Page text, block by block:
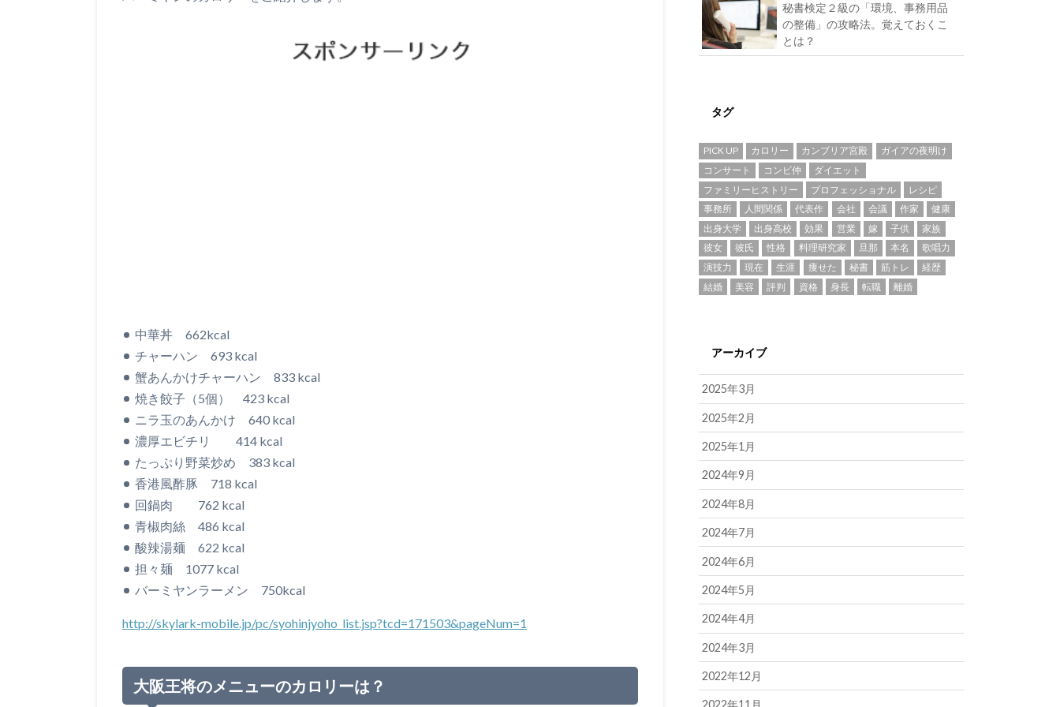
中華丼 662kcal
チャーハン 693 kcal
蟹あんかけチャーハン 833 kcal
焼き餃子（5個） 423 kcal
ニラ玉のあんかけ 640 kcal
濃厚エビチリ 414 kcal
たっぷり野菜炒め 383 kcal
香港風酢豚 718 kcal
回鍋肉 762 kcal
青椒肉絲 486 kcal
酸辣湯麺 622 kcal
担々麺 1077 kcal
バーミヤンラーメン 750kcal
http://skylark-mobile.jp/pc/syohinjyoho_list.jsp?tcd=171503&pageNum=1
大阪王将のメニューのカロリーは？
秘書検定２級の「環境、事務用品
の整備」の攻略法。覚えておくこ
とは？
タグ
PICK UP カロリー カンブリア宮殿
ガイアの夜明け
コンサート
コンビ仲
ダイエット
ファミリーヒストリー
プロフェッショナル
レシピ
事務所
人間関係 代表作 会社 会議 作家
健康
出身大学
出身高校 効果 営業 嫁 子供
家族
彼女
彼氏 性格 料理研究家 旦那 本名
歌唱力
演技力
現在 生涯 痩せた 秘書 筋トレ
経歴
結婚
美容 評判 資格 身長 転職 離婚
アーカイブ
2025年3月
2025年2月
2025年1月
2024年9月
2024年8月
2024年7月
2024年6月
2024年5月
2024年4月
2024年3月
2022年12月